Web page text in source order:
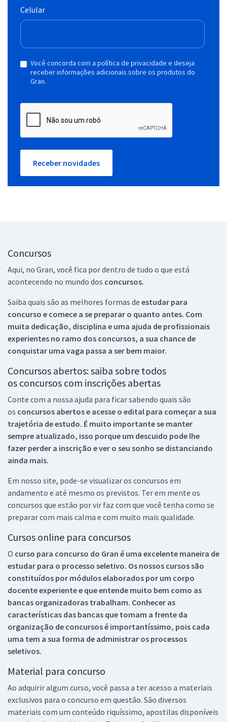
Celular
Você concorda com a política de privacidade e deseja
receber informações adicionais sobre os produtos do
Gran.
Receber novidades
Concursos
Aqui, no Gran, você fica por dentro de tudo o que está
acontecendo no mundo dos concursos.
Saiba quais são as melhores formas de estudar para
concurso e comece a se preparar o quanto antes. Com
muita dedicação, disciplina e uma ajuda de profissionais
experientes no ramo dos concursos, a sua chance de
conquistar uma vaga passa a ser bem maior.
Concursos abertos: saiba sobre todos
os concursos com inscrições abertas
Conte com a nossa ajuda para ficar sabendo quais são
os concursos abertos e acesse o edital para começar a sua
trajetória de estudo. É muito importante se manter
sempre atualizado, isso porque um descuido pode lhe
fazer perder a inscrição e ver o seu sonho se distanciando
ainda mais.
Em nosso site, pode-se visualizar os concursos em
andamento e até mesmo os previstos. Ter em mente os
concursos que estão por vir faz com que você tenha como se
preparar com mais calma e com muito mais qualidade.
Cursos online para concursos
O curso para concurso do Gran é uma excelente maneira de
estudar para o processo seletivo. Os nossos cursos são
constituídos por módulos elaborados por um corpo
docente experiente e que entende muito bem como as
bancas organizadoras trabalham. Conhecer as
características das bancas que tomam a frente da
organização de concursos é importantíssimo, pois cada
uma tem a sua forma de administrar os processos
seletivos.
Material para concurso
Ao adquirir algum curso, você passa a ter acesso a materiais
exclusivos para o concurso em questão. São diversos
materiais com um conteúdo riquíssimo, apostilas disponíveis